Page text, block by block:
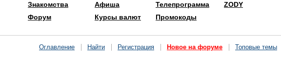
Знакомства
Форум
Афиша
Курсы валют
Телепрограмма
Промокоды
ZODY
Оглавление Найти Регистрация Новое на форуме Топовые темы